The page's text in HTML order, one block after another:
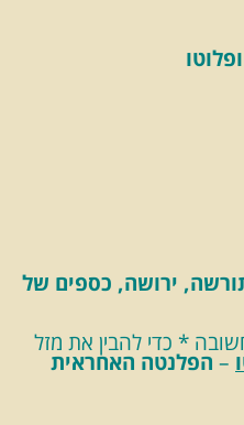
תורשה, ירושה, כספים של
* כדי להבין את מזל
– הפלנטה האחראית